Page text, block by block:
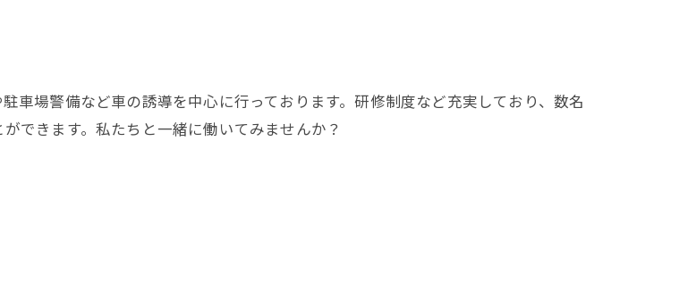
車場警備など車の誘導を中心に行っております。研修制度など充実しており、数名
できます。私たちと一緒に働いてみませんか？